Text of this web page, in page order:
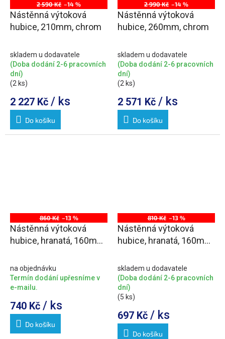
2 590 Kč –14 %
Nástěnná výtoková
hubice, 210mm, chrom
skladem u dodavatele
(Doba dodání 2-6 pracovních
dní)
(2 ks)
2 227 Kč / ks
Do košíku
2 990 Kč –14 %
Nástěnná výtoková
hubice, 260mm, chrom
skladem u dodavatele
(Doba dodání 2-6 pracovních
dní)
(2 ks)
2 571 Kč / ks
Do košíku
860 Kč –13 %
Nástěnná výtoková
hubice, hranatá, 160mm,
na objednávku
Termín dodání upřesníme v
e-mailu.
740 Kč / ks
Do košíku
810 Kč –13 %
Nástěnná výtoková
hubice, hranatá, 160mm,
skladem u dodavatele
(Doba dodání 2-6 pracovních
dní)
(5 ks)
697 Kč / ks
Do košíku